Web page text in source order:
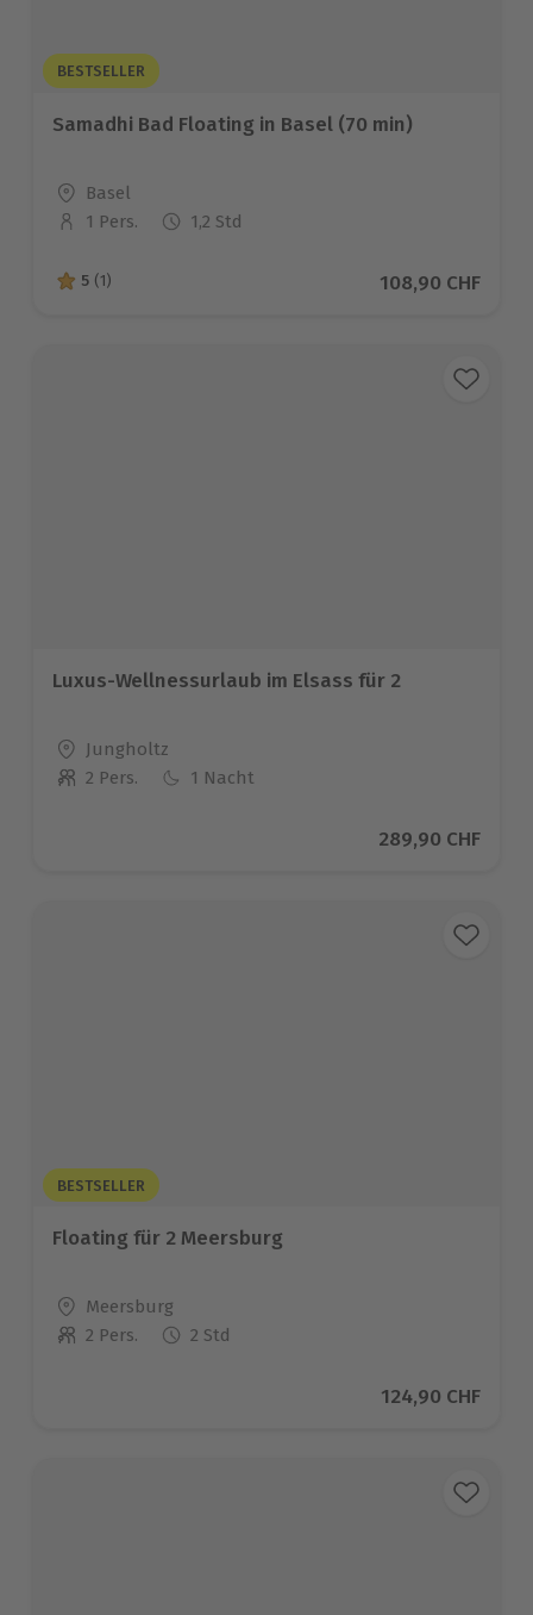
BESTSELLER
Samadhi Bad Floating in Basel (70 min)
Standort
Basel
Anzahl der Teilnehmer
1 Pers. 1,2 Std
5 von 5 Sternen basierend auf 1 Bewertungen
5 (1) Aktueller Preis
108,90 CHF
Luxus-Wellnessurlaub im Elsass für 2
Standort
Jungholtz
Anzahl der Teilnehmer
2 Pers. 1 Nacht
Aktueller Preis
289,90 CHF
BESTSELLER
Floating für 2 Meersburg
Standort
Meersburg
Anzahl der Teilnehmer
2 Pers. 2 Std
Aktueller Preis
124,90 CHF